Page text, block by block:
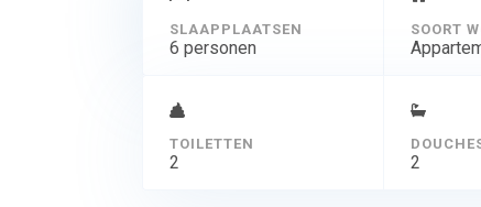
SLAAPPLAATSEN
6 personen
SOORT
TOILETTEN
2 2